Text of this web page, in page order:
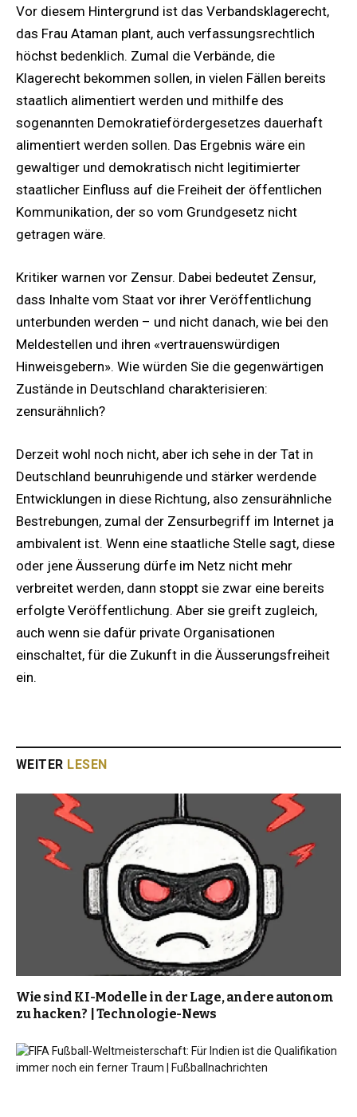
Vor diesem Hintergrund ist das Verbandsklagerecht,
das Frau Ataman plant, auch verfassungsrechtlich
höchst bedenklich. Zumal die Verbände, die
Klagerecht bekommen sollen, in vielen Fällen bereits
staatlich alimentiert werden und mithilfe des
sogenannten Demokratiefördergesetzes dauerhaft
alimentiert werden sollen. Das Ergebnis wäre ein
gewaltiger und demokratisch nicht legitimierter
staatlicher Einfluss auf die Freiheit der öffentlichen
Kommunikation, der so vom Grundgesetz nicht
getragen wäre.
Kritiker warnen vor Zensur. Dabei bedeutet Zensur,
dass Inhalte vom Staat vor ihrer Veröffentlichung
unterbunden werden – und nicht danach, wie bei den
Meldestellen und ihren «vertrauenswürdigen
Hinweisgebern». Wie würden Sie die gegenwärtigen
Zustände in Deutschland charakterisieren:
zensurähnlich?
Derzeit wohl noch nicht, aber ich sehe in der Tat in
Deutschland beunruhigende und stärker werdende
Entwicklungen in diese Richtung, also zensurähnliche
Bestrebungen, zumal der Zensurbegriff im Internet ja
ambivalent ist. Wenn eine staatliche Stelle sagt, diese
oder jene Äusserung dürfe im Netz nicht mehr
verbreitet werden, dann stoppt sie zwar eine bereits
erfolgte Veröffentlichung. Aber sie greift zugleich,
auch wenn sie dafür private Organisationen
einschaltet, für die Zukunft in die Äusserungsfreiheit
ein.
WEITER LESEN
Wie sind KI-Modelle in der Lage, andere autonom
zu hacken? | Technologie-News